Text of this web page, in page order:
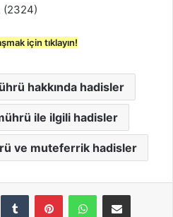
(2324)
için tıklayın!
hakkında hadisler
ile ilgili hadisler
ve muteferrik hadisler